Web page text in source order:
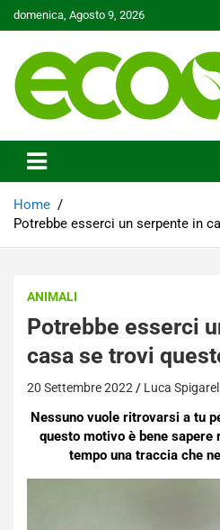
Skip
to
domenica, Agosto 9, 2026
Ecoo.it
Home
Potrebbe esserci un serpente in
ANIMALI
Potrebbe esserci
casa se trovi
20 Settembre 2022 Luca
Nessuno vuole ritrovarsi a tu
questo motivo è bene
tempo una traccia che